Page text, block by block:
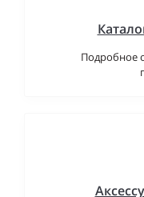
Подробное